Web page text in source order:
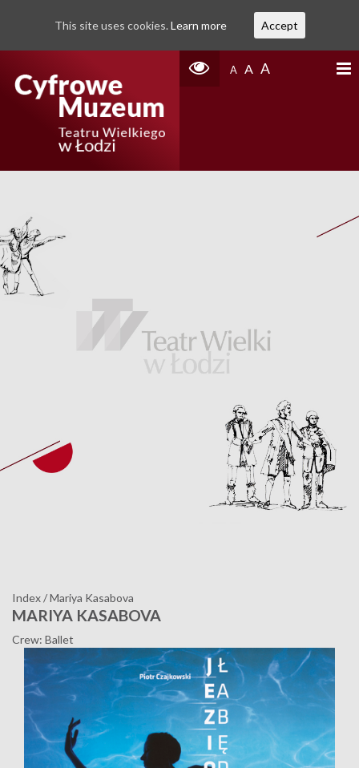
A A A
Index/Mariya Kasabova
MARIYA KASABOVA
Crew: Ballet
This site uses cookies. Learn more Accept